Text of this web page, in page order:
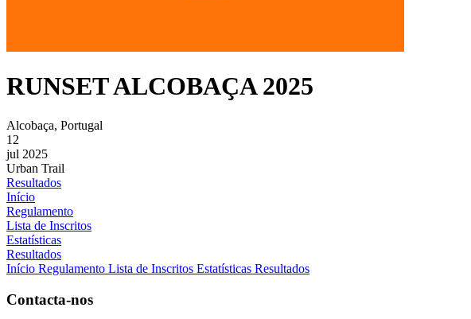
RUNSET ALCOBAÇA 2025
Alcobaça, Portugal
12
jul 2025
Urban Trail
Resultados
Início
Regulamento
Lista de Inscritos
Estatísticas
Resultados
Início Regulamento Lista de Inscritos Estatísticas Resultados
Contacta-nos